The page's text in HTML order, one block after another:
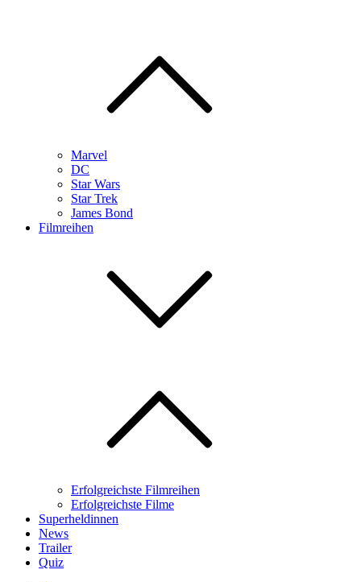
Marvel
DC
Star Wars
Star Trek
James Bond
Filmreihen
Erfolgreichste Filmreihen
Erfolgreichste Filme
Superheldinnen
News
Trailer
Quiz